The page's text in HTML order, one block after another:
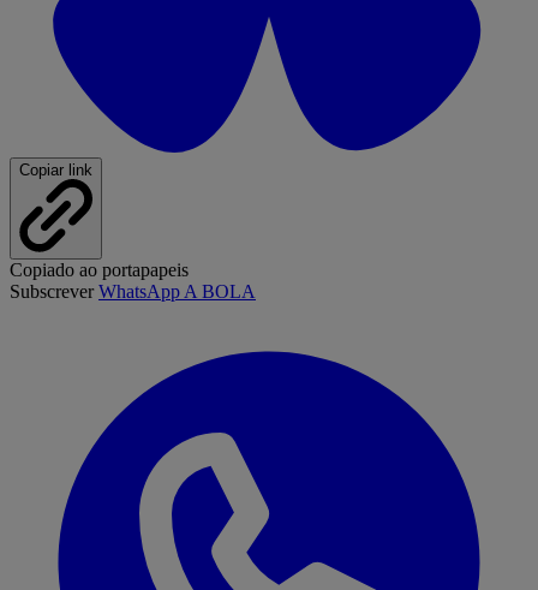
Copiar link
Copiado ao portapapeis
SubscreverWhatsApp A BOLA